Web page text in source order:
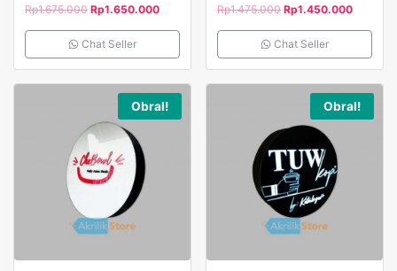
Rp1.675.000 Rp1.650.000
Chat Seller
Rp1.475.000 Rp1.450.000
Chat Seller
Obral! Obral!